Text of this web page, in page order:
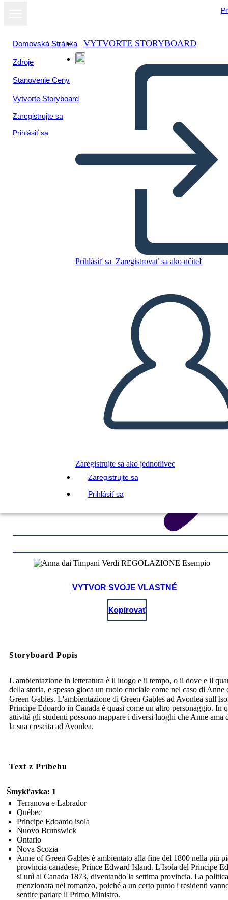
Domovská Stránka
Zdroje
Stanovenie Ceny
Vytvorte Storyboard
Zaregistrujte sa
Prihlásiť sa
VYTVORTE STORYBOARD
Prihlásiť sa Zaregistrovať sa ako učiteľ
Zaregistrujte sa ako jednotlivec
Zaregistrujte sa
Prihlásiť sa
PREHRAŤ PREZENTÁCIU
ČÍTAJ MI
VYTVOR SVOJE VLASTNÉ
Kopírovať
Storyboard Popis
L'ambientazione in letteratura è il luogo e il tempo, o il dove e il
della storia, e spesso gioca un ruolo cruciale come nel caso di Anne
Green Gables. L'ambientazione di Green Gables ad Avonlea
Principe Edoardo in Canada è quasi come un altro personaggio. In
attività gli studenti possono mappare i diversi luoghi che Anne ama
la sua crescita ad Avonlea.
Text z Príbehu
Šmykľavka: 1
Terranova e Labrador
Québec
Principe Edoardo isola
Nuovo Brunswick
Ontario
Nova Scozia
Anne of Green Gables è ambientato alla fine del 1800 nella più
provincia canadese, Prince Edward Island. L'Isola del Principe
si unì al Canada 1873, diventando la settima provincia. La
menzionata nel romanzo, poiché a un certo punto i residenti
sentire parlare il Primo Ministro.